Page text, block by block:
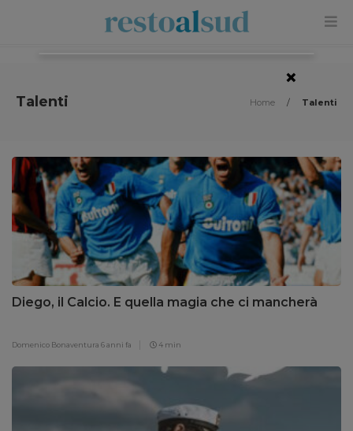
Talenti Home / Talenti
Diego, il Calcio. E quella magia che ci mancherà
Domenico Bonaventura 6 anni fa 4 min
×